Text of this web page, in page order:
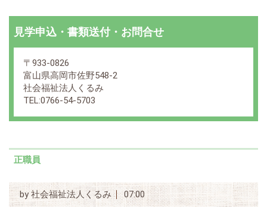
見学申込・書類送付・お問合せ
〒933-0826
富山県高岡市佐野548-2
社会福祉法人くるみ
TEL:0766-54-5703
正職員
by社会福祉法人くるみ 07:00